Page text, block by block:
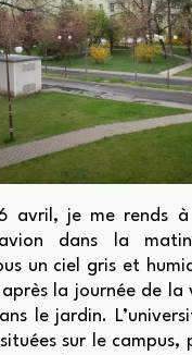
avril, je me rends
dans la
un ciel gris et
la journée de la
le jardin.
sur le campus,